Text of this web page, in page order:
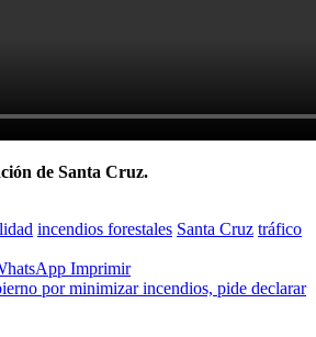
de Santa Cruz.
incendios forestales Santa Cruz tráfico
Imprimir
por minimizar incendios, pide declarar